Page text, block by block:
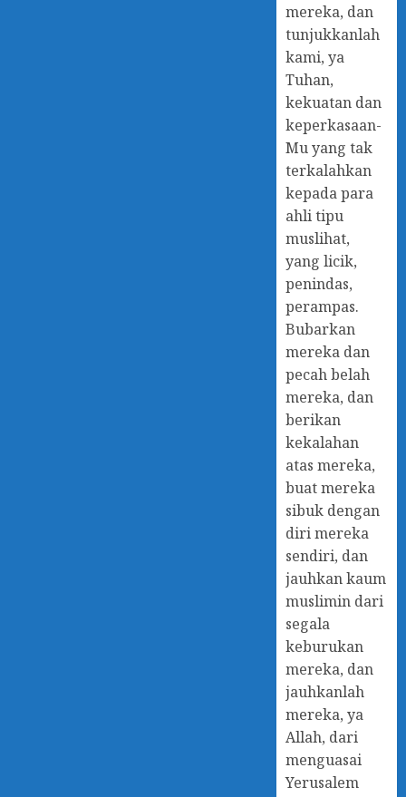
mereka, dan
tunjukkanlah
kami, ya
Tuhan,
kekuatan dan
keperkasaan-
Mu yang tak
terkalahkan
kepada para
ahli tipu
muslihat,
yang licik,
penindas,
perampas.
Bubarkan
mereka dan
pecah belah
mereka, dan
berikan
kekalahan
atas mereka,
buat mereka
sibuk dengan
diri mereka
sendiri, dan
jauhkan kaum
muslimin dari
segala
keburukan
mereka, dan
jauhkanlah
mereka, ya
Allah, dari
menguasai
Yerusalem